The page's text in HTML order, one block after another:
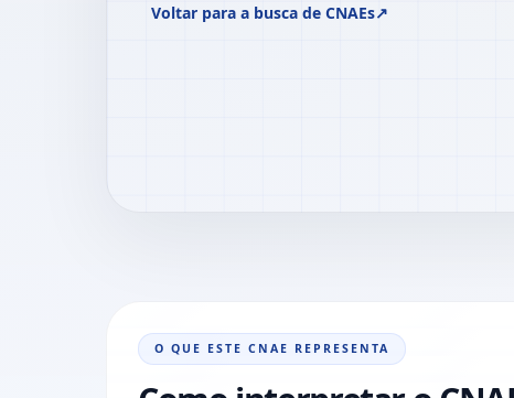
Voltar para a busca de CNAEs↗
O QUE ESTE CNAE REPRESENTA